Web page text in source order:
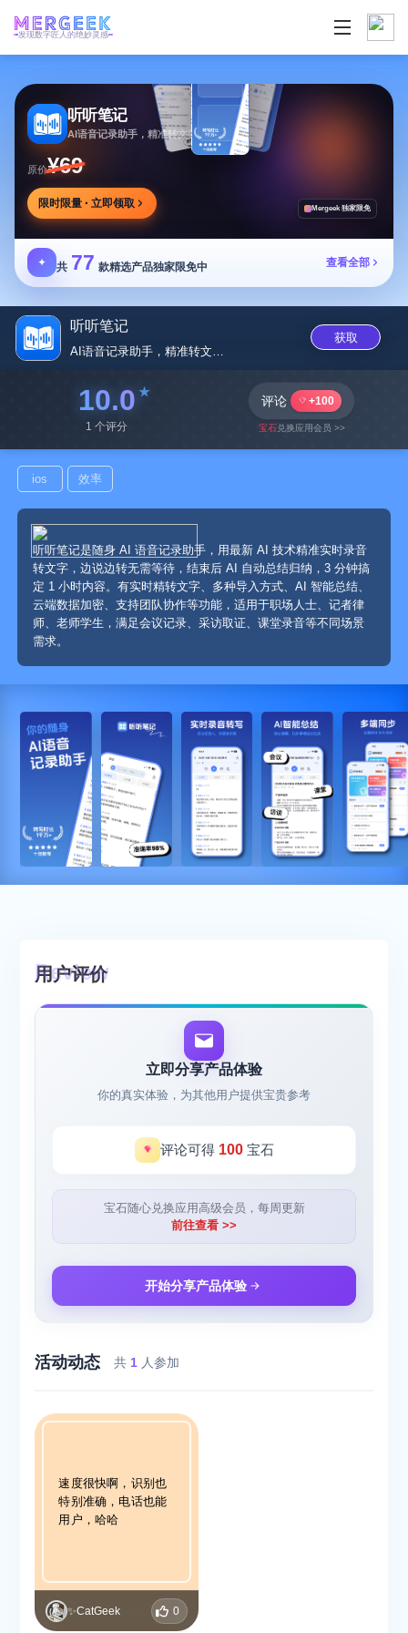
发现数字匠人的绝妙灵感
听听笔记
AI语音记录助手，精准转文字，多场景适用
原价¥69
限时限量 · 立即领取 Mergeek 独家限免
✦ 共 77 款精选产品独家限免中 查看全部
听听笔记
AI语音记录助手，精准转文字，...
获取
10.0
1 个评分
评论 +100
宝石兑换应用会员 >>
ios 效率
听听笔记是随身 AI 语音记录助手，用最新 AI 技术精准实时录音
转文字，边说边转无需等待，结束后 AI 自动总结归纳，3 分钟搞
定 1 小时内容。有实时精转文字、多种导入方式、AI 智能总结、
云端数据加密、支持团队协作等功能，适用于职场人士、记者律
师、老师学生，满足会议记录、采访取证、课堂录音等不同场景
需求。
用户评价
立即分享产品体验
你的真实体验，为其他用户提供宝贵参考
评论可得 100宝石
宝石随心兑换应用高级会员，每周更新
前往查看 >>
开始分享产品体验
活动动态 共 1 人参加
速度很快啊，识别也
特别准确，电话也能
用户，哈哈
✨CatGeek 0